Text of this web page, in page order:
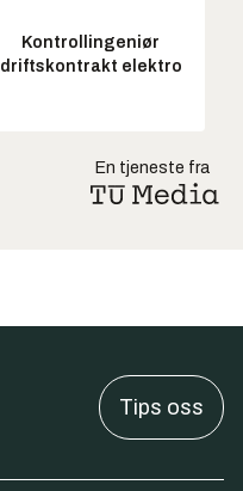
Kontrollingeniør
driftskontrakt elektro
En tjeneste fra
Tips oss